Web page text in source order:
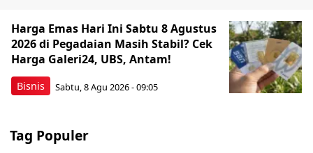
Bisnis
Harga Emas Hari Ini Sabtu 8 Agustus
2026 di Pegadaian Masih Stabil? Cek
Harga Galeri24, UBS, Antam!
Sabtu, 8 Agu 2026 - 09:05
Tag Populer